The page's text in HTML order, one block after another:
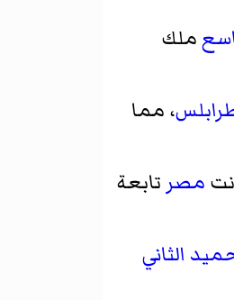
ملك
، مما
مصر تابعة
الثاني